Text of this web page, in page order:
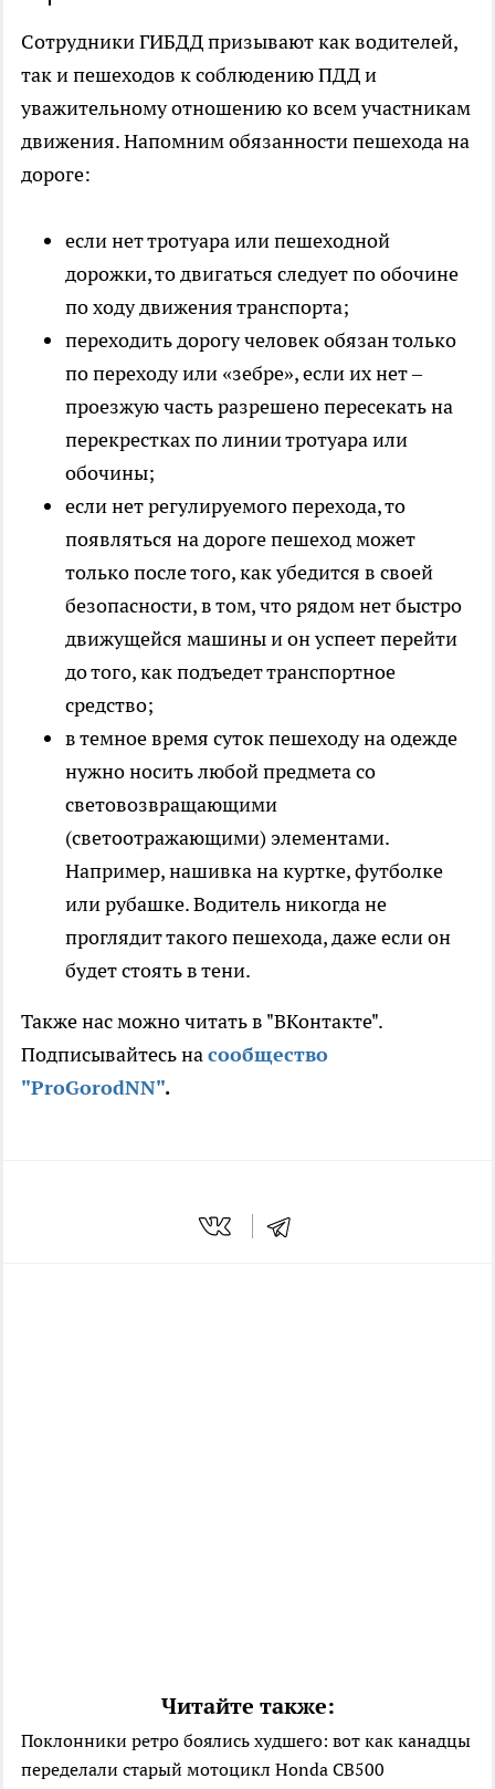
Сотрудники ГИБДД призывают как водителей,
так и пешеходов к соблюдению ПДД и
уважительному отношению ко всем участникам
движения. Напомним обязанности пешехода на
дороге:
если нет тротуара или пешеходной
дорожки, то двигаться следует по обочине
по ходу движения транспорта;
переходить дорогу человек обязан только
по переходу или «зебре», если их нет –
проезжую часть разрешено пересекать на
перекрестках по линии тротуара или
обочины;
если нет регулируемого перехода, то
появляться на дороге пешеход может
только после того, как убедится в своей
безопасности, в том, что рядом нет быстро
движущейся машины и он успеет перейти
до того, как подъедет транспортное
средство;
в темное время суток пешеходу на одежде
нужно носить любой предмета со
световозвращающими
(светоотражающими) элементами.
Например, нашивка на куртке, футболке
или рубашке. Водитель никогда не
проглядит такого пешехода, даже если он
будет стоять в тени.
Также нас можно читать в "ВКонтакте".
Подписывайтесь насообщество
"ProGorodNN".
Читайте также:
Поклонники ретро боялись худшего: вот как канадцы
переделали старый мотоцикл Honda CB500